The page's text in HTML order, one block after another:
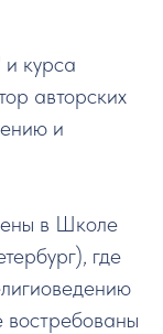
курса
авторских
и
в Школе
где
востребованы